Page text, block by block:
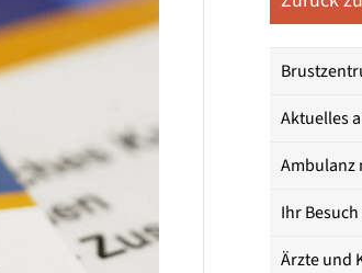
Aktuelles
Ambulanz
Ihr
Ärzte und